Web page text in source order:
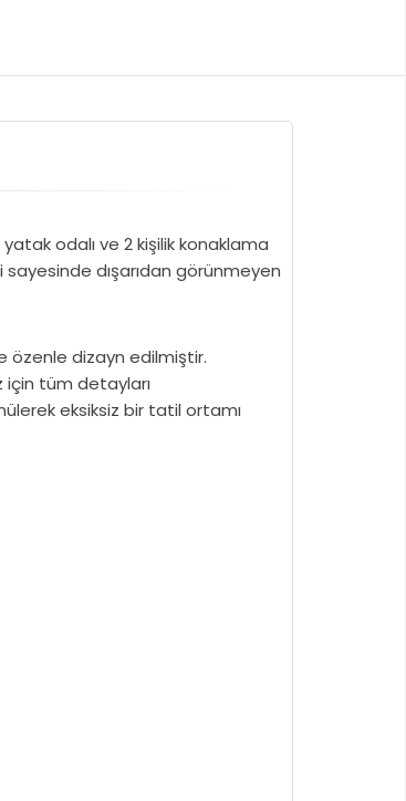
odalı ve 2 kişilik konaklama
dışarıdan görünmeyen
özenle dizayn edilmiştir.
için tüm detayları
eksiksiz bir tatil ortamı